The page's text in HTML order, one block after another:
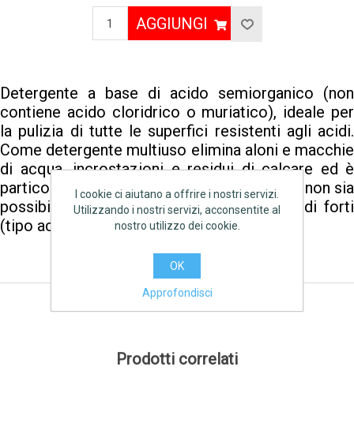
AGGIUNGI
Detergente a base di acido semiorganico (non
contiene acido cloridrico o muriatico), ideale per
la pulizia di tutte le superfici resistenti agli acidi.
Come detergente multiuso elimina aloni e macchie
di acqua, incrostazioni e residui di calcare ed è
particolarmente indicato in tutti i casi in cui non sia
possibile utilizzare prodotti a base di acidi forti
(tipo acido muriatico).
Prodotti correlati
I cookie ci aiutano a offrire i nostri servizi.
Utilizzando i nostri servizi, acconsentite al
nostro utilizzo dei cookie.
OK
Approfondisci